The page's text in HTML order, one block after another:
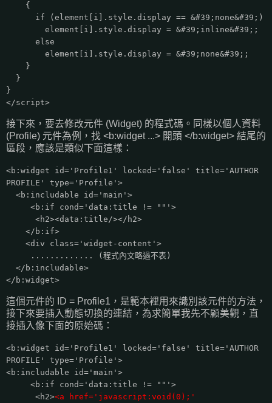
{
if (element[i].style.display == &#39;none&#39;)
element[i].style.display = &#39;inline&#39;;
else
element[i].style.display = &#39;none&#39;;
}
}
}
</script>
接下來，要去修改元件 (Widget) 的程式碼。同樣以個人資料
(Profile) 元件為例，找 <b:widget ...> 開頭 </b:widget> 結尾的
區段，應該是類似下面這樣：
<b:widget id='Profile1' locked='false' title='AUTHOR
PROFILE' type='Profile'>
<b:includable id='main'>
<b:if cond='data:title != ""'>
<h2><data:title/></h2>
</b:if>
<div class='widget-content'>
............. (程式內文略過不表)
</b:includable>
</b:widget>
這個元件的 ID = Profile1，是範本裡用來識別該元件的方法，
接下來要插入動態切換的連結，為求簡單我先不顧美觀，直
接插入像下面的原始碼：
<b:widget id='Profile1' locked='false' title='AUTHOR
PROFILE' type='Profile'>
<b:includable id='main'>
<b:if cond='data:title != ""'>
<h2><a href='javascript:void(0);'